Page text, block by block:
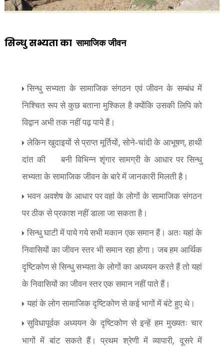
सिन्धु सभ्यता कासामाजिक जीवन
सिन्धु सभ्यता के सामाजिक संगठन एवं जीवन के सम्बंध में
निश्चित रूप से कुछ बताना मुश्किल है क्योंकि उसकी लिपि को
विद्वान अभी तक नहीं पढ़ पाये हैं।
लेकिन खुदाइयों से प्राप्त मूर्तियों, सोने-चांदी के आभूषण,हाथी
दांत की
बनी विभिन्न शृंगार सामग्री के आधार पर सिन्धु
सभ्यता के सामाजिक जीवन के बारे में जानकारी मिलती है।
भवन अवशेष के आधार पर वहां के लोगों के सामाजिक संगठन
पर ठीक से प्रकाश नहीं डाला जा सकता है।
सिन्धु घाटी में पाये गये सभी मकान एक समान हैं। अतः यहां के
निवासियों का जीवन स्तर भी समान रहा होगा। जब हम आर्थिक
दृष्टिकोण से सिन्धु सभ्यता के लोगों का अध्ययन करते हैं तो यहां
के निवासियों का जीवन स्तर एक समान नहीं पाते हैं।
यहां के लोग सामाजिक दृष्टिकोण से कई भागों में बंटे हुए थे।
सुविधापूर्वक अध्ययन के दृष्टिकोण से इन्हें हम मुख्यतः चार
भागों में बांट सकते हैं। प्रथम श्रेणी में व्यापारी, दूसरे में